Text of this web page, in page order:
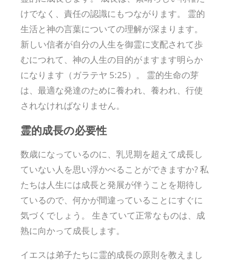
けでなく、責任の認識にもつながります。 霊的
生活と神の言葉についての理解が深まります。
新しい信者が自分の人生を御霊に支配されて歩
むにつれて、神の人生の目的がますます明らか
になります（ガラテヤ 5:25）。 霊的生命の芽
は、最適な発達のために養われ、養われ、行使
されなければなりません。
霊的成長の必要性
数歳になっているのに、乳児期を超えて成長し
ていない人を思い浮かべることができますか? 私
たちは人生には成長と発展が伴うことを期待し
ているので、何かが間違っていることにすぐに
気づくでしょう。 生きていて正常なものは、成
熟に向かって成長します。
イエスは弟子たちに霊的成長の原則を教えまし